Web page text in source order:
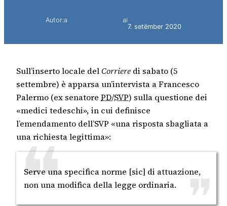
Autor:a
ai
7. setëmber 2020
Sull’inserto locale delCorriere di sabato (5
settembre) è apparsa un’intervista a Francesco
Palermo (ex senatore PD/SVP) sulla questione dei
«medici tedeschi», in cui definisce
l’emendamento dell’SVP «una risposta sbagliata a
una richiesta legittima»:
Serve una specifica norme [sic] di attuazione,
non una modifica della legge ordinaria.